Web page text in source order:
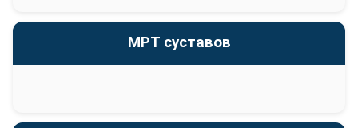
МРТ суставов